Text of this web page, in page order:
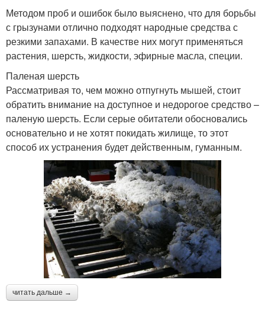
Методом проб и ошибок было выяснено, что для борьбы
с грызунами отлично подходят народные средства с
резкими запахами. В качестве них могут применяться
растения, шерсть, жидкости, эфирные масла, специи.
Паленая шерсть
Рассматривая то, чем можно отпугнуть мышей, стоит
обратить внимание на доступное и недорогое средство –
паленую шерсть. Если серые обитатели обосновались
основательно и не хотят покидать жилище, то этот
способ их устранения будет действенным, гуманным.
читать дальше →